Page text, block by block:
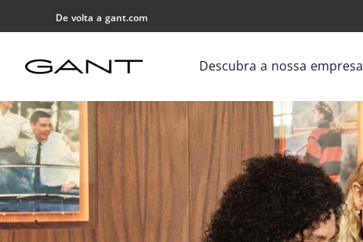
De volta a gant.com
Descubra a nossa empresa